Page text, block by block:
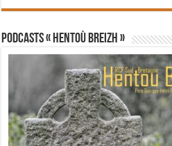
PODCASTS « Hentoù Breizh »